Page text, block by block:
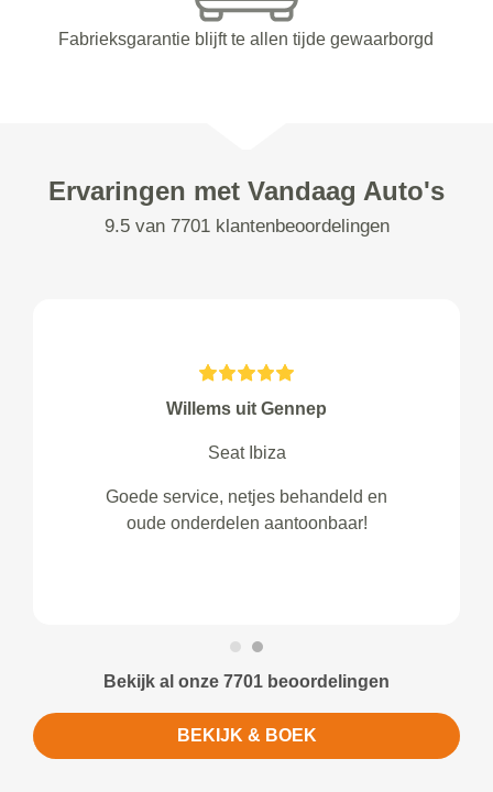
Fabrieksgarantie blijft te allen tijde gewaarborgd
Ervaringen met Vandaag Auto's
9.5 van 7701 klantenbeoordelingen
Willems uit Gennep
Seat Ibiza
Goede service, netjes behandeld en
oude onderdelen aantoonbaar!
Bekijk al onze 7701 beoordelingen
BEKIJK & BOEK